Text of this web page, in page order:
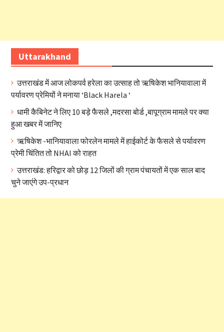
Uttarakhand
उत्तराखंड में आज लोकपर्व हरेला का उत्साह तो ऋषिकेश भानियावाला में
पर्यावरण प्रेमियों ने मनाया ‘Black Harela ‘
धामी कैबिनेट ने लिए 10 बड़े फैसले ,मदरसा बोर्ड ,बापूग्राम मामले पर क्या
हुआ खबर में जानिए
ऋषिकेश -भानियावाला फोरलेन मामले में हाईकोर्ट के फैसले से पर्यावरण
प्रेमी चिंतित तो NHAI को राहत
उत्तराखंड: हरिद्वार को छोड़ 12 जिलों की ग्राम पंचायतों में एक साल बाद
चुने जाएंगे उप-प्रधान